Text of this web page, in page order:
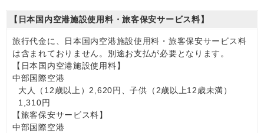
【日本国内空港施設使用料・旅客保安サービス料】
旅行代金に、日本国内空港施設使用料・旅客保安サービス料
は含まれておりません。別途お支払が必要となります。
【日本国内空港施設使用料】
中部国際空港
大人（12歳以上）2,620円、子供（2歳以上12歳未満）
1,310円
【旅客保安サービス料】
中部国際空港